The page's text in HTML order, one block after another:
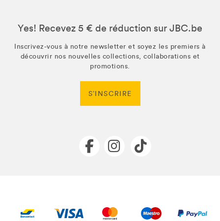
Yes! Recevez 5 € de réduction sur JBC.be
Inscrivez-vous à notre newsletter et soyez les premiers à
découvrir nos nouvelles collections, collaborations et
promotions.
S’INSCRIRE